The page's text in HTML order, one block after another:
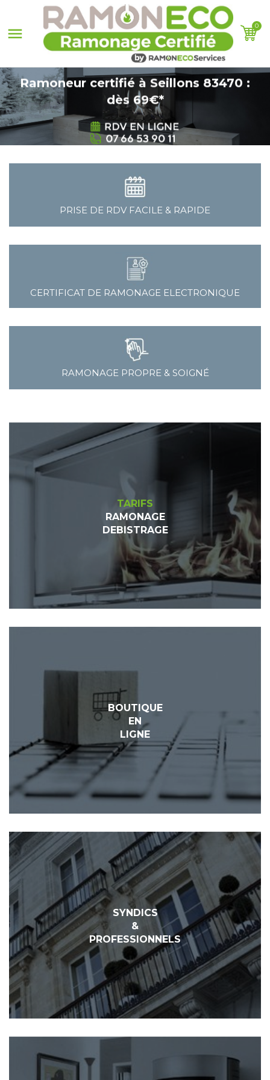
 0
Ramoneur certifié à Seillons 83470 :
dès 69€*
PRISE DE RDV FACILE & RAPIDE
CERTIFICAT DE RAMONAGE ELECTRONIQUE
RAMONAGE PROPRE & SOIGNÉ
TARIFS
RAMONAGE
DEBISTRAGE
BOUTIQUE
EN
LIGNE
SYNDICS
&
PROFESSIONNELS